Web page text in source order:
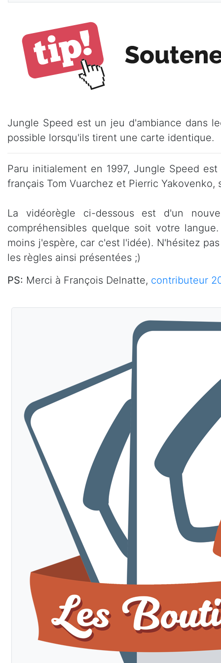
Jungle Speed est un jeu d'ambiance dans
possible lorsqu'ils tirent une carte identique.
Paru initialement en 1997, Jungle Speed
français Tom Vuarchez et Pierric
La vidéorègle ci-dessous est d'un
compréhensibles quelque soit votre
moins j'espère, car c'est l'idée). N'hésitez
les règles ainsi présentées ;)
PS: Merci à François Delnatte, contributeur